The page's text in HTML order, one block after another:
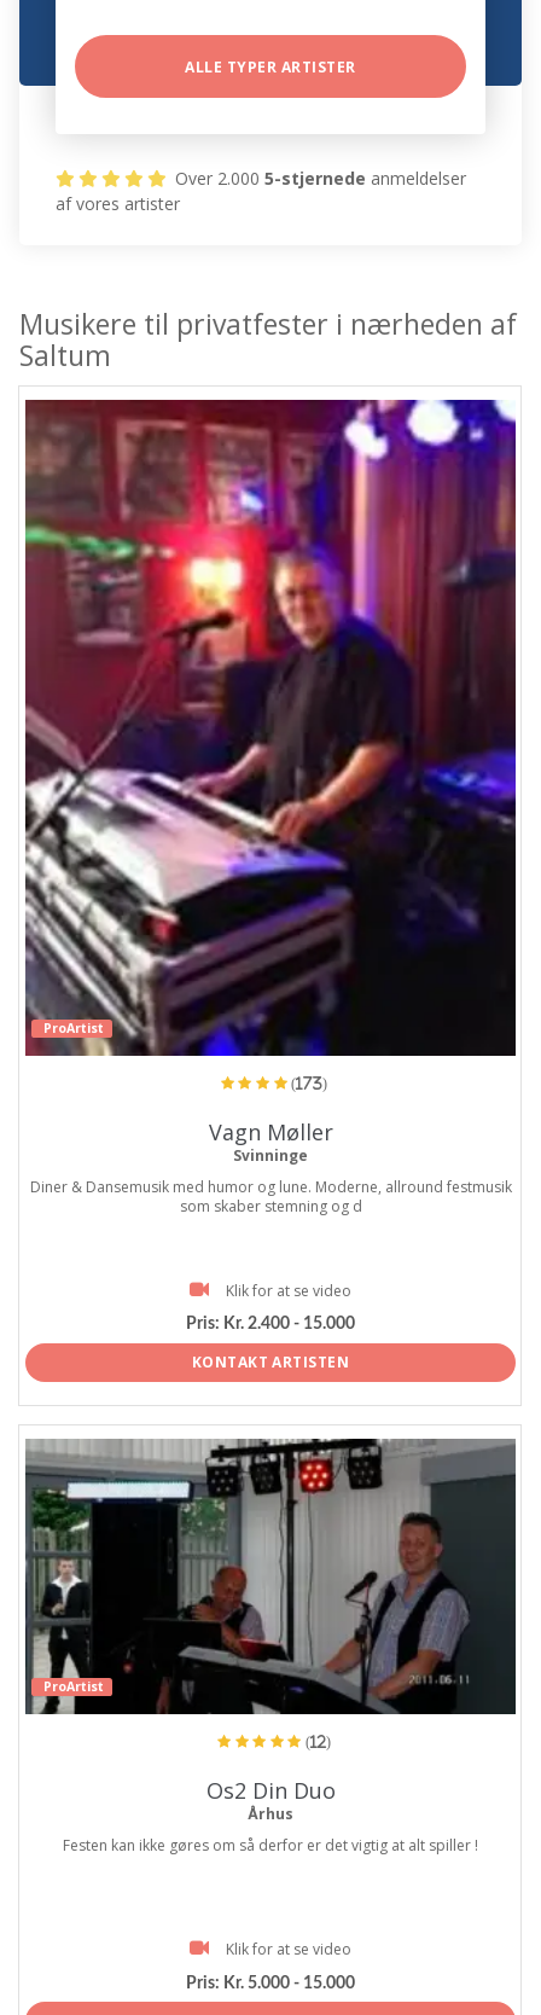
ALLE TYPER ARTISTER
Over 2.0005-stjernede anmeldelser
af vores artister
Musikere til privatfester i nærheden af
Saltum
ProArtist
(173)
Vagn Møller
Svinninge
Diner & Dansemusik med humor og lune. Moderne, allround festmusik
som skaber stemning og d
Klik for at se video
Pris: Kr. 2.400 - 15.000
KONTAKT ARTISTEN
ProArtist
(12)
Os2 Din Duo
Århus
Festen kan ikke gøres om så derfor er det vigtig at alt spiller !
Klik for at se video
Pris: Kr. 5.000 - 15.000